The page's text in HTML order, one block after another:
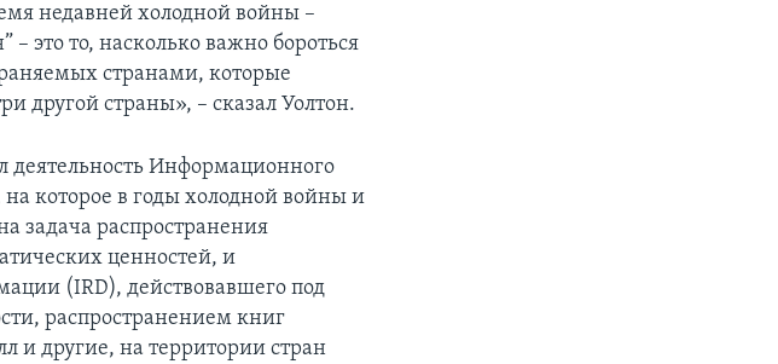
недавней холодной войны –
– это то, насколько важно бороться
странами, которые
другой страны», – сказал Уолтон.
деятельность Информационного
которое в годы холодной войны и
задача распространения
ценностей, и
(IRD), действовавшего под
распространением книг
и другие, на территории стран